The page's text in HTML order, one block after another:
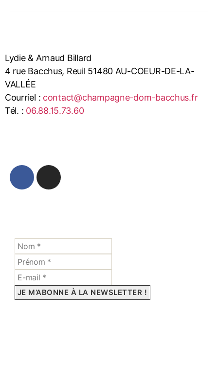
Lydie & Arnaud Billard
4 rue Bacchus, Reuil 51480 AU-COEUR-DE-LA-
VALLÉE
Courriel : contact@champagne-dom-bacchus.fr
Tél. : 06.88.15.73.60